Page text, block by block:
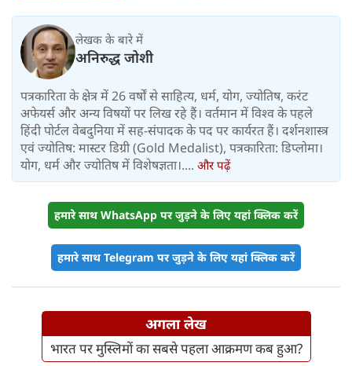
लेखक के बारे में
अनिरुद्ध जोशी
पत्रकारिता के क्षेत्र में 26 वर्षों से साहित्य, धर्म, योग, ज्योतिष, करंट
अफेयर्स और अन्य विषयों पर लिख रहे हैं। वर्तमान में विश्‍व के पहले
हिंदी पोर्टल वेबदुनिया में सह-संपादक के पद पर कार्यरत हैं। दर्शनशास्त्र
एवं ज्योतिष: मास्टर डिग्री (Gold Medalist), पत्रकारिता: डिप्लोमा।
योग, धर्म और ज्योतिष में विशेषज्ञता।.... और पढ़ें
हमारे साथ WhatsApp पर जुड़ने के लिए यहां क्लिक करें
हमारे साथ Telegram पर जुड़ने के लिए यहां क्लिक करें
अगला लेख
भारत पर मुस्लिमों का सबसे पहला आक्रमण कब हुआ?